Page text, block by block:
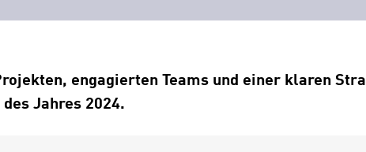
engagierten Teams und einer klaren
Jahres 2024.